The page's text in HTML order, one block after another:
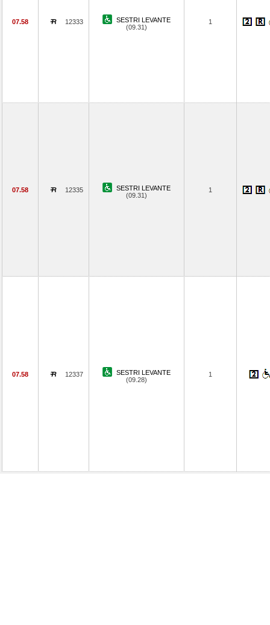
07.58 12333
SESTRI LEVANTE
(09.31)
1
07.58 12335
SESTRI LEVANTE
(09.31)
1
07.58 12337
SESTRI LEVANTE
(09.28)
1